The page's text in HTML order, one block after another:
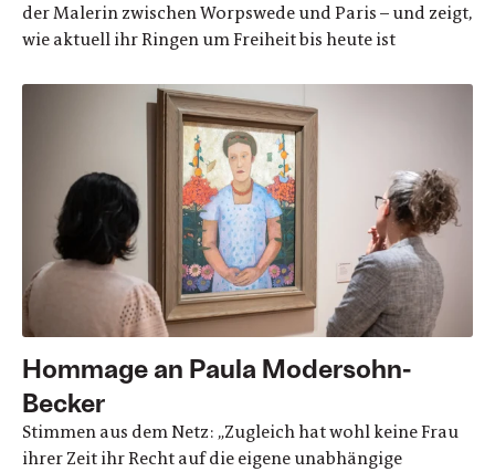
der Malerin zwischen Worpswede und Paris – und zeigt,
wie aktuell ihr Ringen um Freiheit bis heute ist
Hommage an Paula Modersohn-
Becker
Stimmen aus dem Netz: „Zugleich hat wohl keine Frau
ihrer Zeit ihr Recht auf die eigene unabhängige